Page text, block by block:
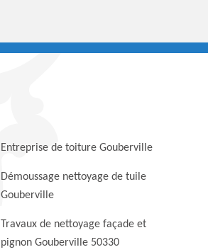
Entreprise de toiture Gouberville
Démoussage nettoyage de tuile
Gouberville
Travaux de nettoyage façade et
pignon Gouberville 50330